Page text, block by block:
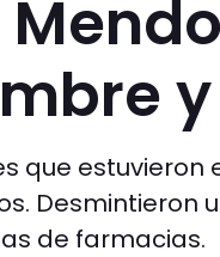
que estuvieron
Desmintieron
de farmacias.